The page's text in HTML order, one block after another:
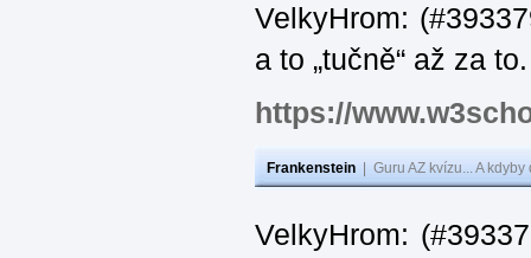
VelkyHrom:
a to „tučně“ až za
https://
Frankenstein Guru AZ kvízu... A
VelkyHrom: